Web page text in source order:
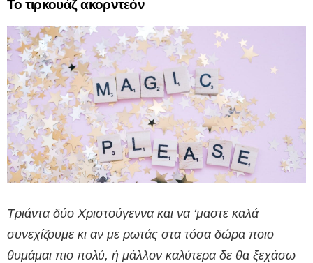
Το τιρκουάζ ακορντεόν
Τριάντα δύο Χριστούγεννα και να ‘μαστε καλά
συνεχίζουμε κι αν με ρωτάς στα τόσα δώρα ποιο
θυμάμαι πιο πολύ, ή μάλλον καλύτερα δε θα ξεχάσω